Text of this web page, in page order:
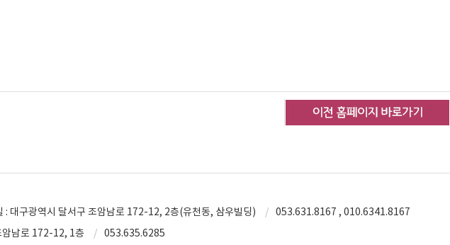
: 대구광역시 달서구 조암남로 172-12, 2층(유천동, 삼우빌딩)
053.631.8167 , 010.6341.8167
암남로 172-12, 1층
053.635.6285